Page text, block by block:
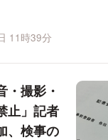
11時39分
・撮影・
止」記者
、検事の